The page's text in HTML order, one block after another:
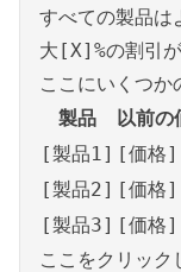
すべての製品は
大[X]%の割引が
ここにいくつか
製品
以前の
[製品1] [価格]
[製品2] [価格]
[製品3] [価格]
ここをクリッ